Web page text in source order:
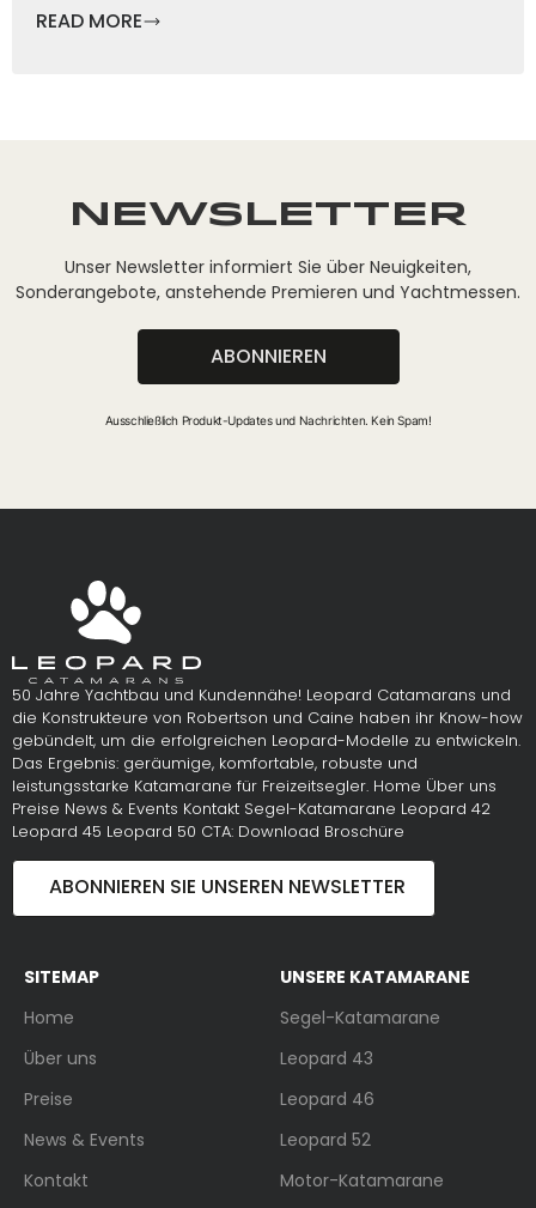
READ MORE
Newsletter
Unser Newsletter informiert Sie über Neuigkeiten,
Sonderangebote, anstehende Premieren und Yachtmessen.
ABONNIEREN
Ausschließlich Produkt-Updates und Nachrichten. Kein Spam!
50 Jahre Yachtbau und Kundennähe! Leopard Catamarans und
die Konstrukteure von Robertson und Caine haben ihr Know-how
gebündelt, um die erfolgreichen Leopard-Modelle zu entwickeln.
Das Ergebnis: geräumige, komfortable, robuste und
leistungsstarke Katamarane für Freizeitsegler. Home Über uns
Preise News & Events Kontakt Segel-Katamarane Leopard 42
Leopard 45 Leopard 50 CTA: Download Broschüre
ABONNIEREN SIE UNSEREN NEWSLETTER
SITEMAP
Home
Über uns
Preise
News & Events
Kontakt
UNSERE KATAMARANE
Segel-Katamarane
Leopard 43
Leopard 46
Leopard 52
Motor-Katamarane